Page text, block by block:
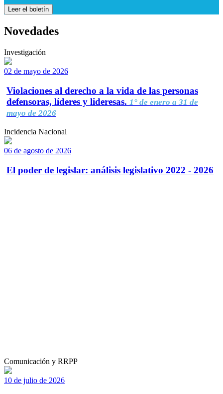
Leer el boletín
Novedades
Investigación
02 de mayo de 2026
Violaciones al derecho a la vida de las personas
defensoras, líderes y lideresas. 1° de enero a 31 de
mayo de 2026
Incidencia Nacional
06 de agosto de 2026
El poder de legislar: análisis legislativo 2022 - 2026
Comunicación y RRPP
10 de julio de 2026